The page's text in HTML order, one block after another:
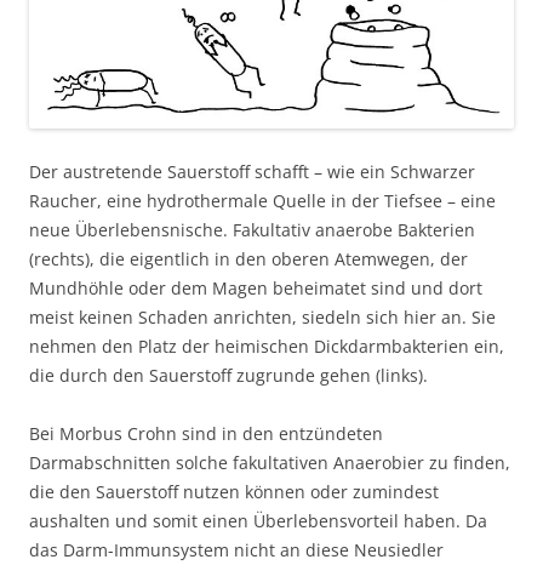
Der austretende Sauerstoff schafft – wie ein Schwarzer
Raucher, eine hydrothermale Quelle in der Tiefsee – eine
neue Überlebensnische. Fakultativ anaerobe Bakterien
(rechts), die eigentlich in den oberen Atemwegen, der
Mundhöhle oder dem Magen beheimatet sind und dort
meist keinen Schaden anrichten, siedeln sich hier an. Sie
nehmen den Platz der heimischen Dickdarmbakterien ein,
die durch den Sauerstoff zugrunde gehen (links).
Bei Morbus Crohn sind in den entzündeten
Darmabschnitten solche fakultativen Anaerobier zu finden,
die den Sauerstoff nutzen können oder zumindest
aushalten und somit einen Überlebensvorteil haben. Da
das Darm-Immunsystem nicht an diese Neusiedler